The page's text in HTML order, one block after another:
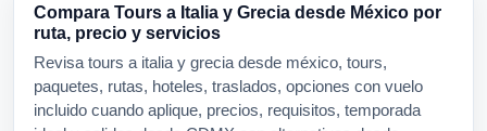
Compara Tours a Italia y Grecia desde México por
ruta, precio y servicios
Revisa tours a italia y grecia desde méxico, tours,
paquetes, rutas, hoteles, traslados, opciones con vuelo
incluido cuando aplique, precios, requisitos, temporada